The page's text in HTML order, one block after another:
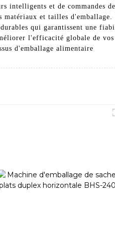
et de commandes
et tailles
qui garantissent une
l'efficacité globale de
d'emballage alimentaire